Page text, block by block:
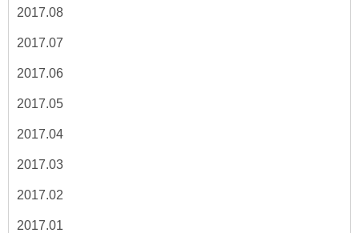
2017.08
2017.07
2017.06
2017.05
2017.04
2017.03
2017.02
2017.01